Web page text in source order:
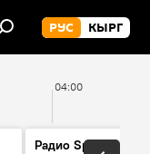
РУС КЫРГ
04:00
Радио Sputnik